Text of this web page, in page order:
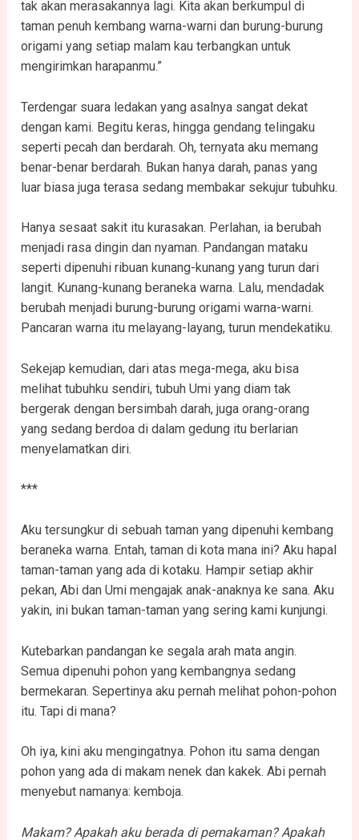
tak akan merasakannya lagi. Kita akan berkumpul di
taman penuh kembang warna-warni dan burung-burung
origami yang setiap malam kau terbangkan untuk
mengirimkan harapanmu.”
Terdengar suara ledakan yang asalnya sangat dekat
dengan kami. Begitu keras, hingga gendang telingaku
seperti pecah dan berdarah. Oh, ternyata aku memang
benar-benar berdarah. Bukan hanya darah, panas yang
luar biasa juga terasa sedang membakar sekujur tubuhku.
Hanya sesaat sakit itu kurasakan. Perlahan, ia berubah
menjadi rasa dingin dan nyaman. Pandangan mataku
seperti dipenuhi ribuan kunang-kunang yang turun dari
langit. Kunang-kunang beraneka warna. Lalu, mendadak
berubah menjadi burung-burung origami warna-warni.
Pancaran warna itu melayang-layang, turun mendekatiku.
Sekejap kemudian, dari atas mega-mega, aku bisa
melihat tubuhku sendiri, tubuh Umi yang diam tak
bergerak dengan bersimbah darah, juga orang-orang
yang sedang berdoa di dalam gedung itu berlarian
menyelamatkan diri.
***
Aku tersungkur di sebuah taman yang dipenuhi kembang
beraneka warna. Entah, taman di kota mana ini? Aku hapal
taman-taman yang ada di kotaku. Hampir setiap akhir
pekan, Abi dan Umi mengajak anak-anaknya ke sana. Aku
yakin, ini bukan taman-taman yang sering kami kunjungi.
Kutebarkan pandangan ke segala arah mata angin.
Semua dipenuhi pohon yang kembangnya sedang
bermekaran. Sepertinya aku pernah melihat pohon-pohon
itu. Tapi di mana?
Oh iya, kini aku mengingatnya. Pohon itu sama dengan
pohon yang ada di makam nenek dan kakek. Abi pernah
menyebut namanya: kemboja.
Makam? Apakah aku berada di pemakaman? Apakah